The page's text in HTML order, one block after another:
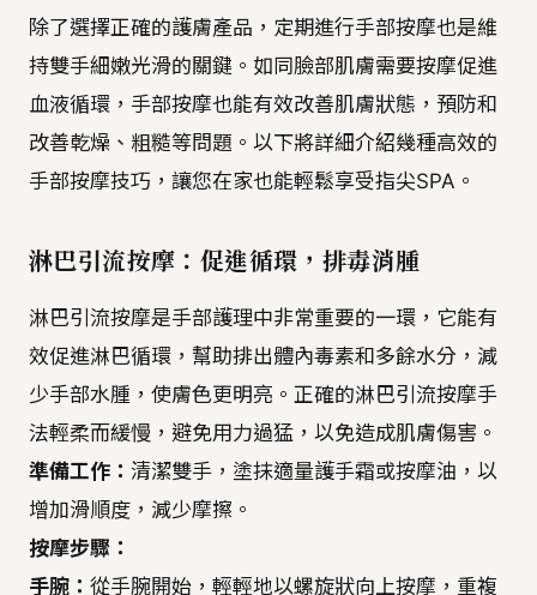
除了選擇正確的護膚產品，定期進行手部按摩也是維
持雙手細嫩光滑的關鍵。如同臉部肌膚需要按摩促進
血液循環，手部按摩也能有效改善肌膚狀態，預防和
改善乾燥、粗糙等問題。以下將詳細介紹幾種高效的
手部按摩技巧，讓您在家也能輕鬆享受指尖SPA。
淋巴引流按摩：促進循環，排毒消腫
淋巴引流按摩是手部護理中非常重要的一環，它能有
效促進淋巴循環，幫助排出體內毒素和多餘水分，減
少手部水腫，使膚色更明亮。正確的淋巴引流按摩手
法輕柔而緩慢，避免用力過猛，以免造成肌膚傷害。
準備工作： 清潔雙手，塗抹適量護手霜或按摩油，以
增加滑順度，減少摩擦。
按摩步驟：
手腕： 從手腕開始，輕輕地以螺旋狀向上按摩，重複